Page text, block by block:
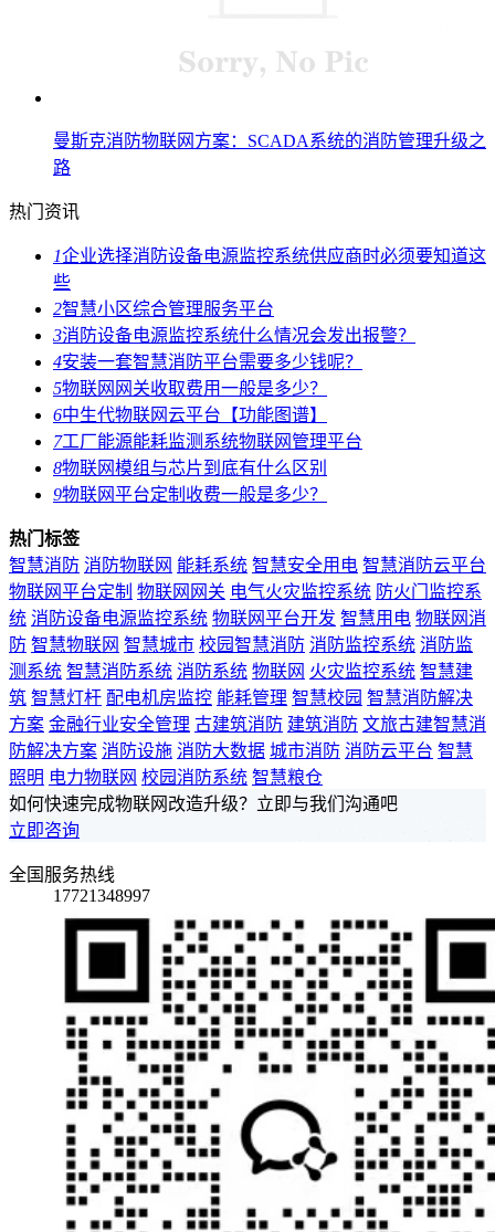
曼斯克消防物联网方案：SCADA系统的消防管理升级之
路
热门资讯
1企业选择消防设备电源监控系统供应商时必须要知道这
些
2智慧小区综合管理服务平台
3消防设备电源监控系统什么情况会发出报警？
4安装一套智慧消防平台需要多少钱呢？
5物联网网关收取费用一般是多少？
6中生代物联网云平台【功能图谱】
7工厂能源能耗监测系统物联网管理平台
8物联网模组与芯片到底有什么区别
9物联网平台定制收费一般是多少？
热门标签
智慧消防 消防物联网 能耗系统 智慧安全用电 智慧消防云平台
物联网平台定制 物联网网关 电气火灾监控系统 防火门监控系
统 消防设备电源监控系统 物联网平台开发 智慧用电 物联网消
防 智慧物联网 智慧城市 校园智慧消防 消防监控系统 消防监
测系统 智慧消防系统 消防系统 物联网 火灾监控系统 智慧建
筑 智慧灯杆 配电机房监控 能耗管理 智慧校园 智慧消防解决
方案 金融行业安全管理 古建筑消防 建筑消防 文旅古建智慧消
防解决方案 消防设施 消防大数据 城市消防 消防云平台 智慧
照明 电力物联网 校园消防系统 智慧粮仓
如何快速完成物联网改造升级？立即与我们沟通吧
立即咨询
全国服务热线
17721348997